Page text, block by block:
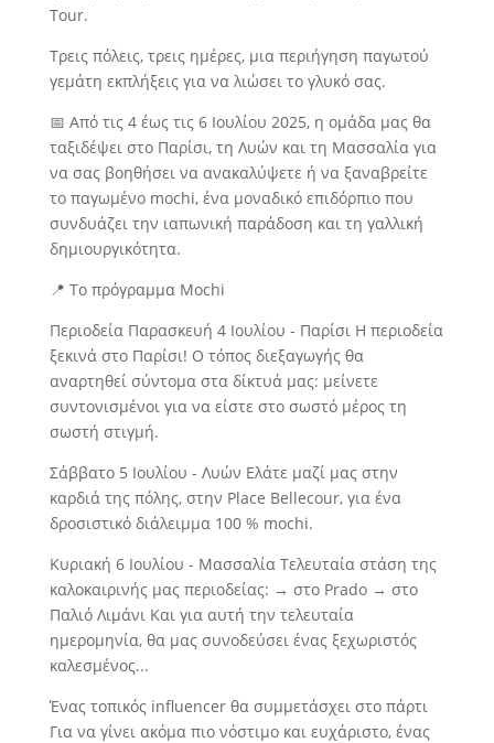
Tour.
Τρεις πόλεις, τρεις ημέρες, μια περιήγηση παγωτού
γεμάτη εκπλήξεις για να λιώσει το γλυκό σας.
📅 Από τις 4 έως τις 6 Ιουλίου 2025, η ομάδα μας θα
ταξιδέψει στο Παρίσι, τη Λυών και τη Μασσαλία για
να σας βοηθήσει να ανακαλύψετε ή να ξαναβρείτε
το παγωμένο mochi, ένα μοναδικό επιδόρπιο που
συνδυάζει την ιαπωνική παράδοση και τη γαλλική
δημιουργικότητα.
📍 Το πρόγραμμα Mochi
Περιοδεία Παρασκευή 4 Ιουλίου - Παρίσι Η περιοδεία
ξεκινά στο Παρίσι! Ο τόπος διεξαγωγής θα
αναρτηθεί σύντομα στα δίκτυά μας: μείνετε
συντονισμένοι για να είστε στο σωστό μέρος τη
σωστή στιγμή.
Σάββατο 5 Ιουλίου - Λυών Ελάτε μαζί μας στην
καρδιά της πόλης, στην Place Bellecour, για ένα
δροσιστικό διάλειμμα 100 % mochi.
Κυριακή 6 Ιουλίου - Μασσαλία Τελευταία στάση της
καλοκαιρινής μας περιοδείας: → στο Prado → στο
Παλιό Λιμάνι Και για αυτή την τελευταία
ημερομηνία, θα μας συνοδεύσει ένας ξεχωριστός
καλεσμένος...
Ένας τοπικός influencer θα συμμετάσχει στο πάρτι
Για να γίνει ακόμα πιο νόστιμο και ευχάριστο, ένας